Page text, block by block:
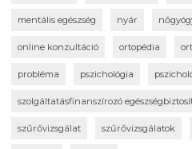
mentális egészség nyár
online konzultáció ortopédia
probléma pszichológia
szolgáltatásfinanszírozó
szűrővizsgálat szűrővizsgálatok